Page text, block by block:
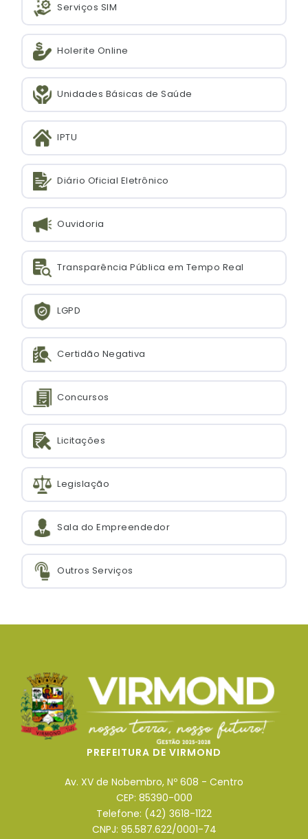
Serviços SIM
Holerite Online
Unidades Básicas de Saúde
IPTU
Diário Oficial Eletrônico
Ouvidoria
Transparência Pública em Tempo Real
LGPD
Certidão Negativa
Concursos
Licitações
Legislação
Sala do Empreendedor
Outros Serviços
PREFEITURA DE VIRMOND
Av. XV de Nobembro, Nº 608 - Centro
CEP: 85390-000
Telefone: (42) 3618-1122
CNPJ: 95.587.622/0001-74